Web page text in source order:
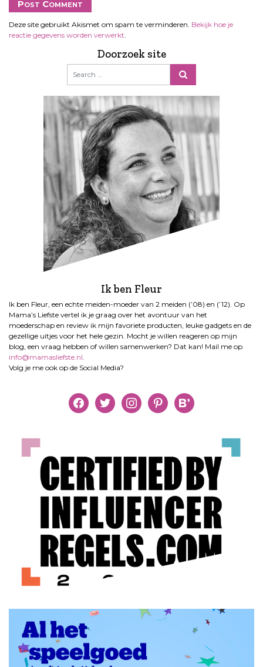
Deze site gebruikt Akismet om spam te verminderen. Bekijk hoe je
reactie gegevens worden verwerkt
Doorzoek site
Ik ben Fleur
Ik ben Fleur, een echte meiden-moeder van 2 meiden (’08) en (’12). Op
Mama’s Liefste vertel ik je graag over het avontuur van het
moederschap en review ik mijn favoriete producten, leuke gadgets en de
gezellige uitjes voor het hele gezin. Mocht je willen reageren op mijn
blog, een vraag hebben of willen samenwerken? Dat kan! Mail me op
info@mamasliefste.nl
Volg je me ook op de Social Media?
facebooktwitter instagrampinterestbloglovin